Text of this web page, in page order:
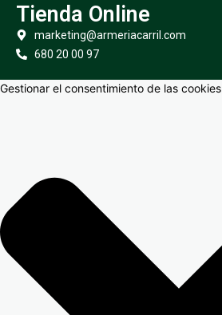
Tienda Online
marketing@armeriacarril.com
680 20 00 97
Gestionar el consentimiento de las cookies